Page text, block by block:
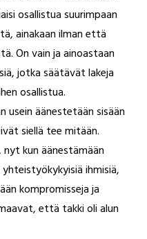
osallistua suurimpaan
ainakaan ilman että
On vain ja ainoastaan
jotka säätävät lakeja
osallistua.
äänestetään sisään
siellä tee mitään.
nyt kun äänestämään
ihmisiä,
kompromisseja ja
että takki oli alun